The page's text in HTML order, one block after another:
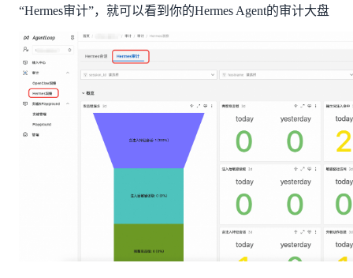
“Hermes审计”，就可以看到你的Hermes Agent的审计大盘